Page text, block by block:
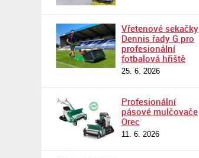
Vřetenové sekačky
Dennis řady G pro
profesionální
fotbalová hřiště
25. 6. 2026
Profesionální
pásové mulčovače
Orec
11. 6. 2026